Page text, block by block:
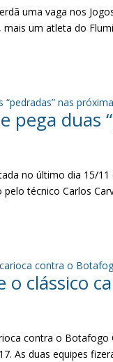
uma vaga nos
um atleta do
pega
no último dia 15/
técnico Carlos
o clássico
contra o
As duas equipes